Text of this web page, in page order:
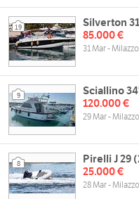
19
Silverton
85.000 €
31 Mar -
9
Sciallino
120.000 €
29 Mar -
8
Pirelli J 29
25.000 €
28 Mar -